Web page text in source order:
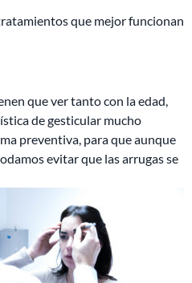
que mejor funcionan
que ver tanto con la edad,
de gesticular mucho
preventiva, para que aunque
evitar que las arrugas se